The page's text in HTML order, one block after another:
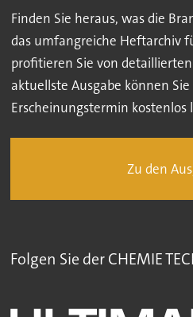
Finden Sie heraus, was die
das umfangreiche Heftarchiv
profitieren Sie von
aktuellste Ausgabe können Sie
Erscheinungstermin kostenlos
Zu den
Folgen Sie der CHEMIE